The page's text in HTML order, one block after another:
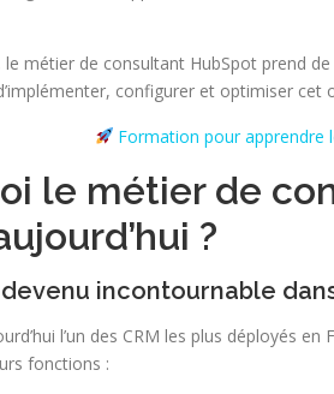
métier de consultant HubSpot prend
configurer et optimiser
Formation pour apprendre
le métier de
?
devenu incontournable
l’un des CRM les plus déployés
fonctions :